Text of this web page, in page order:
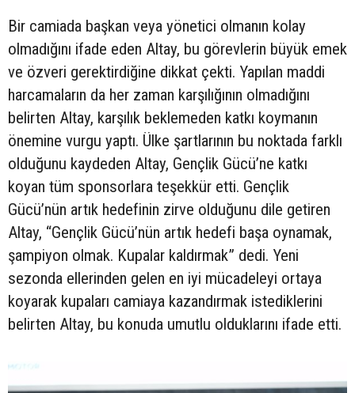
Bir camiada başkan veya yönetici olmanın kolay
olmadığını ifade eden Altay, bu görevlerin büyük emek
ve özveri gerektirdiğine dikkat çekti. Yapılan maddi
harcamaların da her zaman karşılığının olmadığını
belirten Altay, karşılık beklemeden katkı koymanın
önemine vurgu yaptı. Ülke şartlarının bu noktada farklı
olduğunu kaydeden Altay, Gençlik Gücü’ne katkı
koyan tüm sponsorlara teşekkür etti. Gençlik
Gücü’nün artık hedefinin zirve olduğunu dile getiren
Altay, “Gençlik Gücü’nün artık hedefi başa oynamak,
şampiyon olmak. Kupalar kaldırmak” dedi. Yeni
sezonda ellerinden gelen en iyi mücadeleyi ortaya
koyarak kupaları camiaya kazandırmak istediklerini
belirten Altay, bu konuda umutlu olduklarını ifade etti.